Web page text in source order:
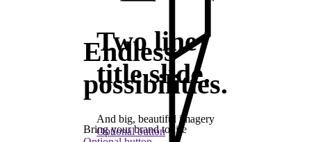
Endless
possibilities.
Bring your brand to life
Two line
title slide.
And big, beautiful imagery
Optional button